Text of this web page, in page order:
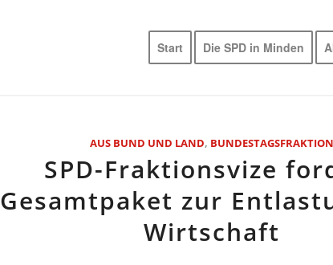
Start Die SPD in Minden
AUS BUND UND LAND, BUNDESTAGSFRAKTION
SPD-Fraktionsvize
Gesamtpaket zur
Wirtschaft